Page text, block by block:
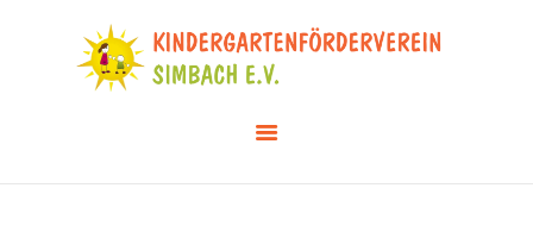
AKTUELLES
ÜBER UNS
INFOS & DOWNLOADS
MITGLIED WERDEN